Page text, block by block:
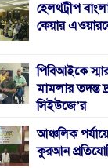
হেলথট্রীপ
কেয়ার
পিবিআইকে
মামলার তদন্ত
সিইউজে’র
আঞ্চলিক
কুরআন